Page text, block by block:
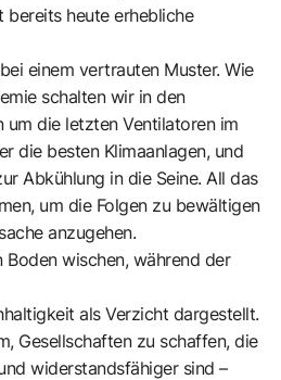
bereits heute erhebliche
einem vertrauten Muster. Wie
schalten wir in den
um die letzten Ventilatoren im
die besten Klimaanlagen, und
Abkühlung in die Seine. All das
um die Folgen zu bewältigen
anzugehen.
Boden wischen, während der
als Verzicht dargestellt.
Gesellschaften zu schaffen, die
widerstandsfähiger sind –